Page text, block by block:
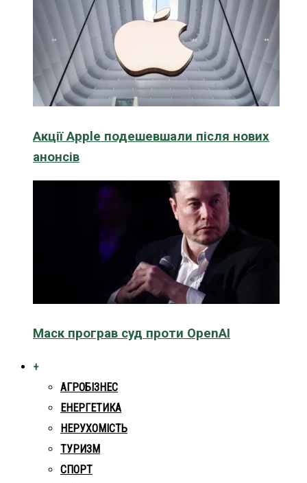
Акції Apple подешевшали після нових
анонсів
Маск програв суд проти OpenAI
+
АГРОБІЗНЕС
ЕНЕРГЕТИКА
НЕРУХОМІСТЬ
ТУРИЗМ
СПОРТ